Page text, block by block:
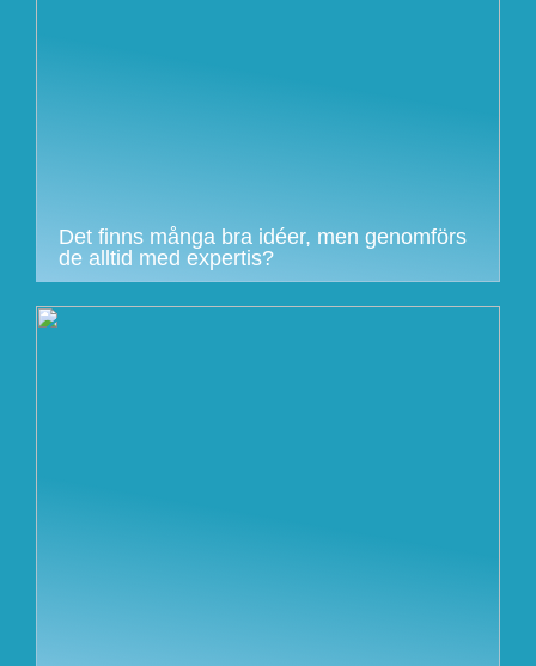
Det finns många bra idéer, men genomförs
de alltid med expertis?